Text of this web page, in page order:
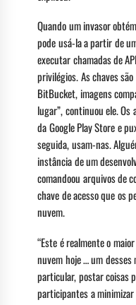
Quando um invasor
pode usá-la a partir de
executar chamadas de
privilégios. As chaves
BitBucket, imagens
lugar”, continuou ele.
da Google Play Store e
seguida, usam-nas.
instância de um
comandoou arquivos de
chave de acesso que os
nuvem.
“Este é realmente o
nuvem hoje … um desses
particular, postar coisas
participantes a minimizar